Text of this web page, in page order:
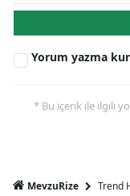
Yorum yazma
* Bu içerik ile ilgili
MevzuRize Trend